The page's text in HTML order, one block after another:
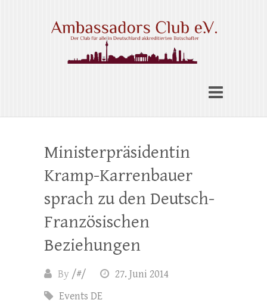
Ambassadors Club e.V.
Ministerpräsidentin
Kramp-Karrenbauer
sprach zu den Deutsch-
Französischen
Beziehungen
By /#/
27. Juni 2014
Events DE